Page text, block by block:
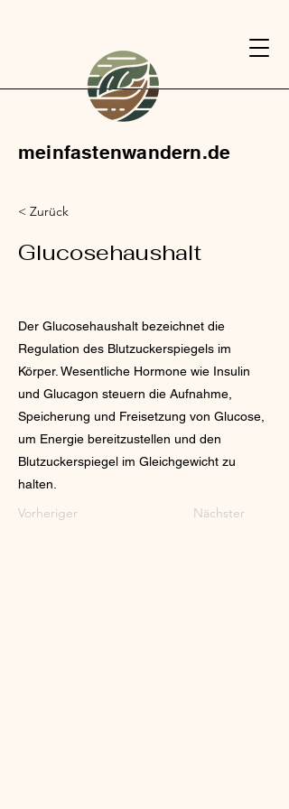
meinfastenwandern.de
< Zurück
Glucosehaushalt
Der Glucosehaushalt bezeichnet die
Regulation des Blutzuckerspiegels im
Körper. Wesentliche Hormone wie Insulin
und Glucagon steuern die Aufnahme,
Speicherung und Freisetzung von Glucose,
um Energie bereitzustellen und den
Blutzuckerspiegel im Gleichgewicht zu
halten.
Vorheriger Nächster